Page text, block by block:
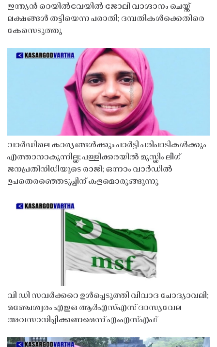
ഇന്ത്യൻ റെയിൽവേയിൽ ജോലി വാഗ്ദാനം ചെയ്ത്
ലക്ഷങ്ങൾ തട്ടിയെന്ന പരാതി; ദമ്പതികൾക്കെതിരെ
കേസെടുത്തു
വാർഡിലെ കാര്യങ്ങൾക്കും പാർട്ടി പരിപാടികൾക്കും
എത്താനാകുന്നില്ല; പള്ളിക്കരയിൽ മുസ്ലിം ലീഗ്
ജനപ്രതിനിധിയുടെ രാജി; ഒന്നാം വാർഡിൽ
ഉപതെരഞ്ഞെടുപ്പിന് കളമൊരുങ്ങുന്നു
വി ഡി സവർക്കറെ ഉൾപ്പെടുത്തി വിവാദ ചോദ്യാവലി;
മഞ്ചേശ്വരം എഇഒ ആർഎസ്എസ് ദാസ്യവേല
അവസാനിപ്പിക്കണമെന്ന് എംഎസ്എഫ്